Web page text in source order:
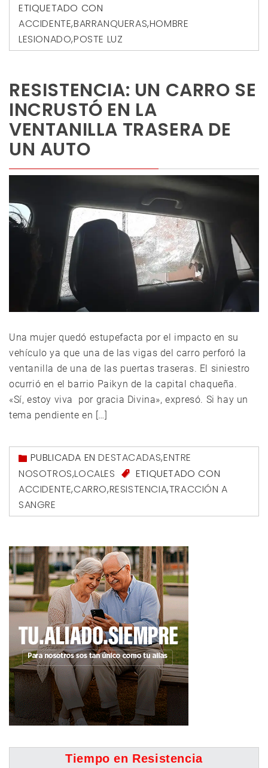
ETIQUETADO CON
ACCIDENTE,BARRANQUERAS,HOMBRE
LESIONADO,POSTE LUZ
RESISTENCIA: UN CARRO SE
INCRUSTÓ EN LA
VENTANILLA TRASERA DE
UN AUTO
Una mujer quedó estupefacta por el impacto en su
vehículo ya que una de las vigas del carro perforó la
ventanilla de una de las puertas traseras. El siniestro
ocurrió en el barrio Paikyn de la capital chaqueña.
«Sí, estoy viva por gracia Divina», expresó. Si hay un
tema pendiente en […]
PUBLICADA ENDESTACADAS,ENTRE
NOSOTROS,LOCALES
ETIQUETADO CON
ACCIDENTE,CARRO,RESISTENCIA,TRACCIÓN A
SANGRE
Tiempo en Resistencia